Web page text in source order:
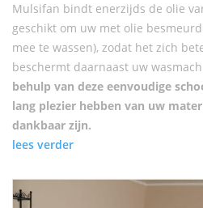
Mulsifan bindt enerzijds de olie
geschikt om uw met olie
mee te wassen), zodat het zich
beschermt daarnaast uw
behulp van deze eenvoudige
lang plezier hebben van uw
dankbaar zijn.
lees verder